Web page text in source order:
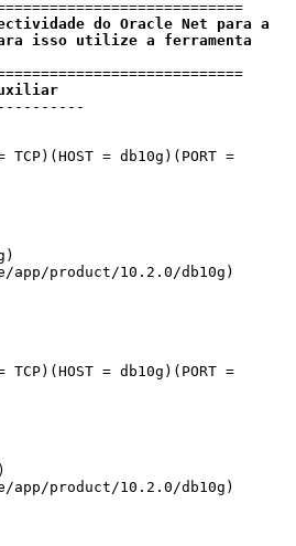
do Oracle Net para a
isso utilize a ferramenta
= TCP)(HOST = db10g)(PORT =
app/product/10.2.0/db10g)
= TCP)(HOST = db10g)(PORT =
app/product/10.2.0/db10g)